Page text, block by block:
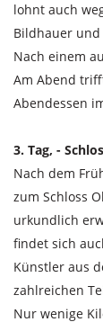
lohnt auch
Bildhauer und
Nach einem
Am Abend
Abendessen
3. Tag, -
Nach dem
zum Schloss
urkundlich
findet sich
Künstler aus
zahlreichen
Nur wenige